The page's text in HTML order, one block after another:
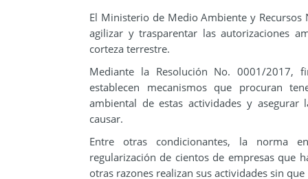
El Ministerio de Medio Ambiente y
agilizar y trasparentar las autorizaciones
corteza terrestre.
Mediante la Resolución No. 0001/2017,
establecen mecanismos que procuran
ambiental de estas actividades y
causar.
Entre otras condicionantes, la norma
regularización de cientos de empresas que
otras razones realizan sus actividades sin